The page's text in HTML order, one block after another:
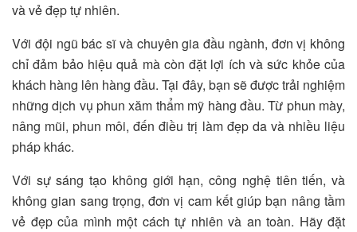
và vẻ đẹp tự nhiên.
Với đội ngũ bác sĩ và chuyên gia đầu ngành, đơn vị không
chỉ đảm bảo hiệu quả mà còn đặt lợi ích và sức khỏe của
khách hàng lên hàng đầu. Tại đây, bạn sẽ được trải nghiệm
những dịch vụ phun xăm thẩm mỹ hàng đầu. Từ phun mày,
nâng mũi, phun môi, đến điều trị làm đẹp da và nhiều liệu
pháp khác.
Với sự sáng tạo không giới hạn, công nghệ tiên tiến, và
không gian sang trọng, đơn vị cam kết giúp bạn nâng tầm
vẻ đẹp của mình một cách tự nhiên và an toàn. Hãy đặt